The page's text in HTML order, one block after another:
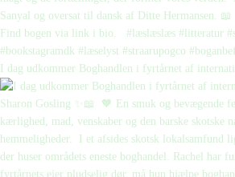
I dag udkommer Boghandlen i fyrtårnet af internati